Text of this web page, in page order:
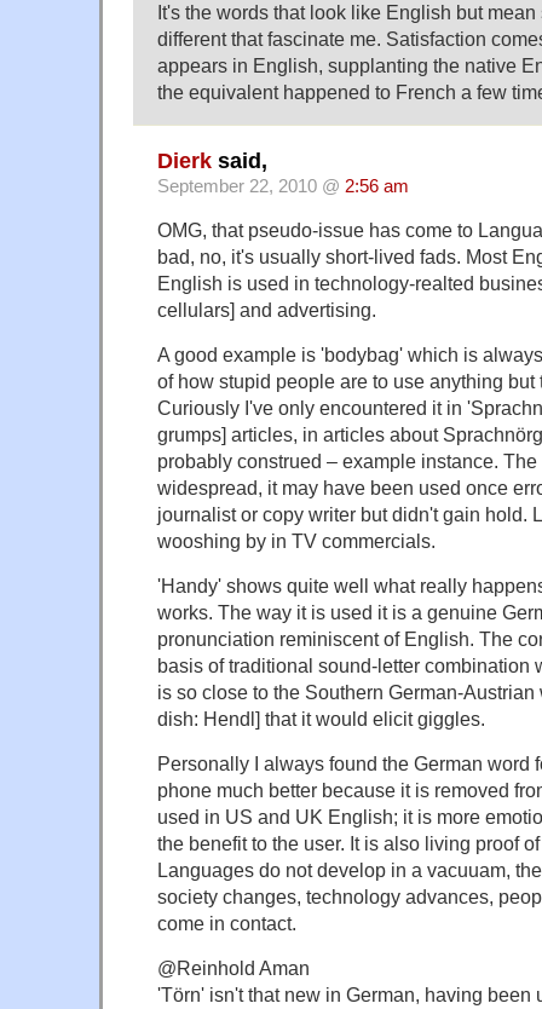
It's the words that look like English but
different that fascinate me. Satisfaction
appears in English, supplanting the native
the equivalent happened to French a few
Dierk said,
September 22, 2010 @ 2:56 am
OMG, that pseudo-issue has come to
bad, no, it's usually short-lived fads. Most
English is used in technology-realted
cellulars] and advertising.
A good example is 'bodybag' which is
of how stupid people are to use anything but
Curiously I've only encountered it in
grumps] articles, in articles about
probably construed – example instance.
widespread, it may have been used once
journalist or copy writer but didn't gain hold.
wooshing by in TV commercials.
'Handy' shows quite well what really
works. The way it is used it is a genuine
pronunciation reminiscent of English. The
basis of traditional sound-letter combination
is so close to the Southern German-
dish: Hendl] that it would elicit giggles.
Personally I always found the German word
phone much better because it is removed
used in US and UK English; it is more
the benefit to the user. It is also living proof
Languages do not develop in a vacuuam,
society changes, technology advances,
come in contact.
@Reinhold Aman
'Törn' isn't that new in German, having been